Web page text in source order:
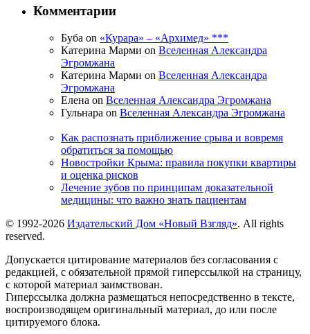
Комментарии
Буба on «Курара» – «Архимед» ***
Катерина Марми on Вселенная Александра
Эгромжана
Катерина Марми on Вселенная Александра
Эгромжана
Елена on Вселенная Александра Эгромжана
Гульнара on Вселенная Александра Эгромжана
Как распознать приближение срыва и вовремя
обратиться за помощью
Новостройки Крыма: правила покупки квартиры
и оценка рисков
Лечение зубов по принципам доказательной
медицины: что важно знать пациентам
© 1992-2026 Издательский Дом «Новый Взгляд». All rights
reserved.
Допускается цитирование материалов без согласования с
редакцией, с обязательной прямой гиперссылкой на страницу,
с которой материал заимствован.
Гиперссылка должна размещаться непосредственно в тексте,
воспроизводящем оригинальный материал, до или после
цитируемого блока.